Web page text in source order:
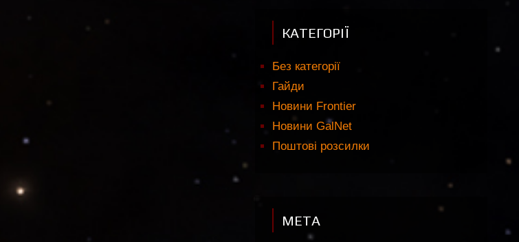
КАТЕГОРІЇ
Без категорії
Гайди
Новини Frontier
Новини GalNet
Поштові розсилки
МЕТА